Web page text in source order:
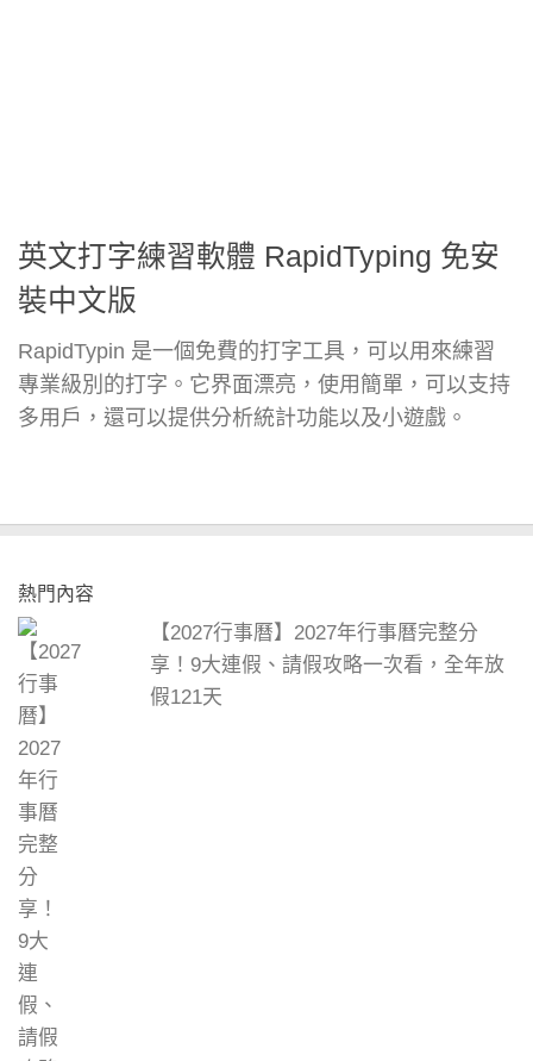
英文打字練習軟體 RapidTyping 免安
裝中文版
RapidTypin 是一個免費的打字工具，可以用來練習
專業級別的打字。它界面漂亮，使用簡單，可以支持
多用戶，還可以提供分析統計功能以及小遊戲。
熱門內容
【2027行事曆】2027年行事曆完整分
享！9大連假、請假攻略一次看，全年放
假121天